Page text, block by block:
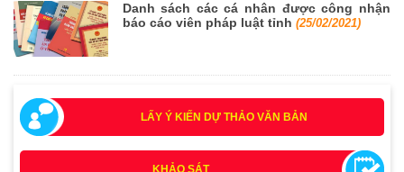
Danh sách các cá nhân được công nhận
báo cáo viên pháp luật tỉnh (25/02/2021)
LẤY Ý KIẾN DỰ THẢO VĂN BẢN